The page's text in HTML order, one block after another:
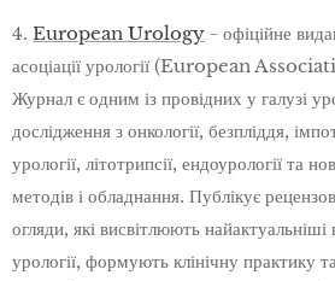
4. European Urology - офіційне
асоціації урології (European
Журнал є одним із провідних у галузі
дослідження з онкології, безпліддя,
урології, літотрипсії, ендоурології та
методів і обладнання. Публікує
огляди, які висвітлюють найактуальніші
урології, формують клінічну практику